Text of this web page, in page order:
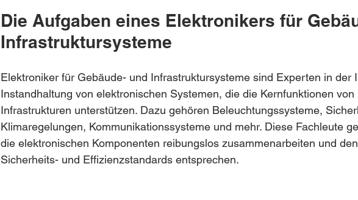
Die Aufgaben eines Elektronikers für
Infrastruktursysteme
Elektroniker für Gebäude- und Infrastruktursysteme sind Experten in der
Instandhaltung von elektronischen Systemen, die die Kernfunktionen von
Infrastrukturen unterstützen. Dazu gehören Beleuchtungssysteme,
Klimaregelungen, Kommunikationssysteme und mehr. Diese Fachleute
die elektronischen Komponenten reibungslos zusammenarbeiten und
Sicherheits- und Effizienzstandards entsprechen.